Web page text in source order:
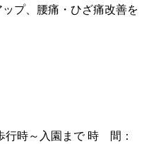
プ、腰痛・ひざ痛改善を
時～入園まで 時 間：